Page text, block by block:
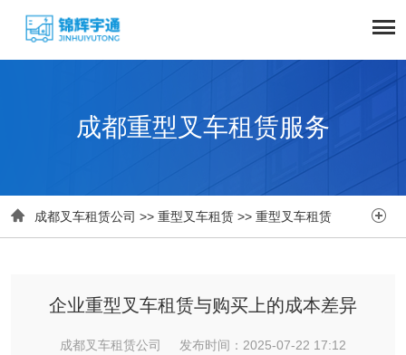
成都重型叉车租赁服务
 成都叉车租赁公司 >> 重型叉车租赁 >> 重型叉车租赁 
企业重型叉车租赁与购买上的成本差异
成都叉车租赁公司 发布时间：2025-07-22 17:12